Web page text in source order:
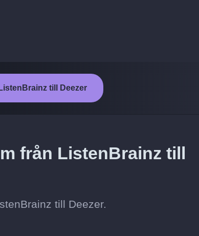
till Deezer
från ListenBrainz till
till Deezer.